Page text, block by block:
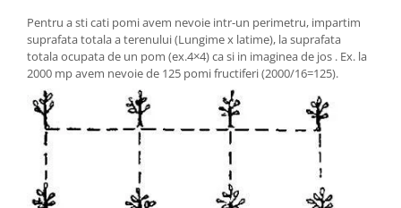
Pentru a sti cati pomi avem nevoie intr-un perimetru, impartim
suprafata totala a terenului (Lungime x latime), la suprafata
totala ocupata de un pom (ex.4×4) ca si in imaginea de jos . Ex. la
2000 mp avem nevoie de 125 pomi fructiferi (2000/16=125).